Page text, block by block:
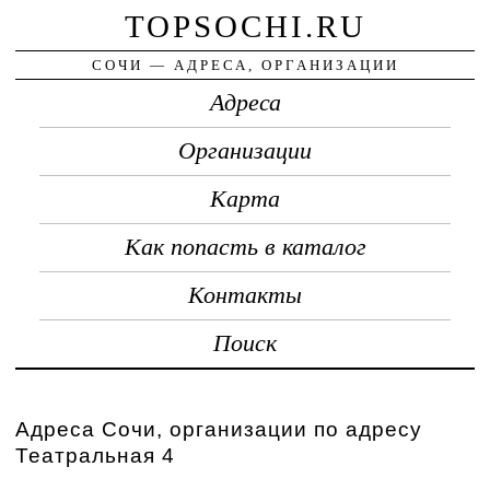
TOPSOCHI.RU
СОЧИ — АДРЕСА, ОРГАНИЗАЦИИ
Адреса
Организации
Карта
Как попасть в каталог
Контакты
Поиск
Адреса Сочи, организации по адресу
Театральная 4